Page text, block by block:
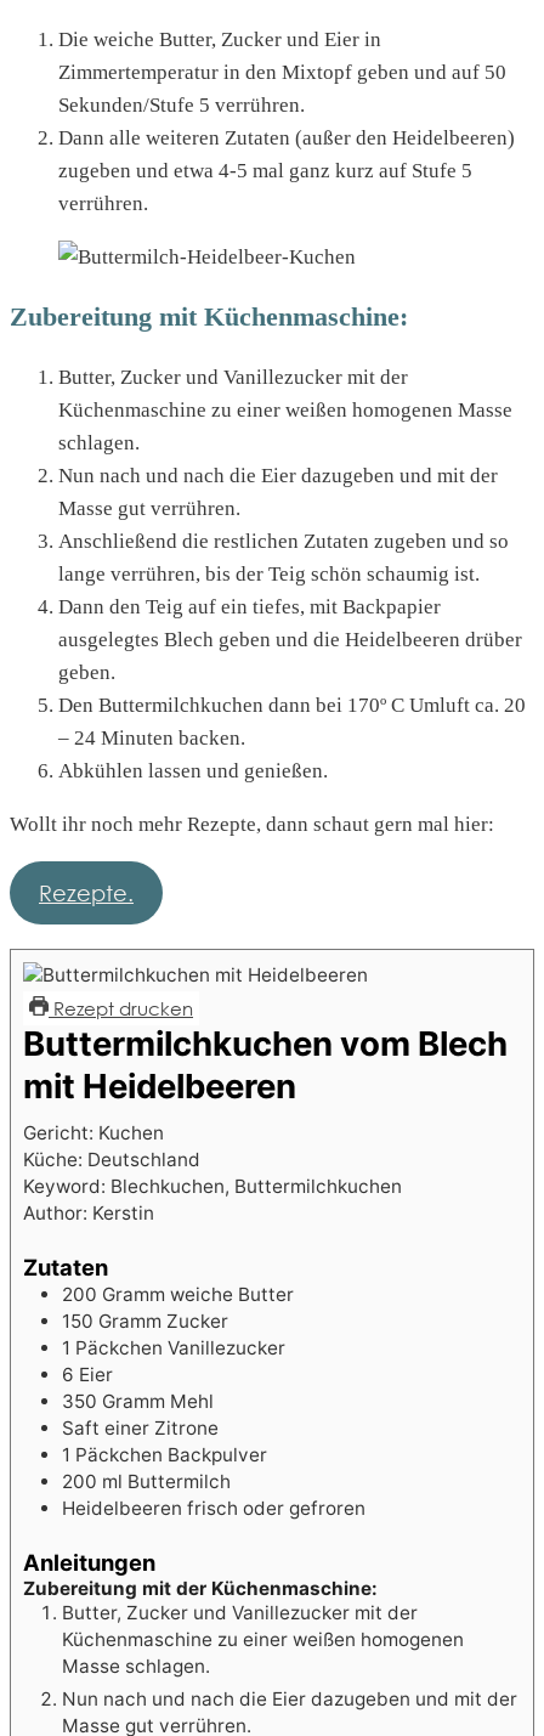
Die weiche Butter, Zucker und Eier in
Zimmertemperatur in den Mixtopf geben und auf 50
Sekunden/Stufe 5 verrühren.
Dann alle weiteren Zutaten (außer den Heidelbeeren)
zugeben und etwa 4-5 mal ganz kurz auf Stufe 5
verrühren.
Zubereitung mit Küchenmaschine:
Butter, Zucker und Vanillezucker mit der
Küchenmaschine zu einer weißen homogenen Masse
schlagen.
Nun nach und nach die Eier dazugeben und mit der
Masse gut verrühren.
Anschließend die restlichen Zutaten zugeben und so
lange verrühren, bis der Teig schön schaumig ist.
Dann den Teig auf ein tiefes, mit Backpapier
ausgelegtes Blech geben und die Heidelbeeren drüber
geben.
Den Buttermilchkuchen dann bei 170º C Umluft ca. 20
– 24 Minuten backen.
Abkühlen lassen und genießen.
Wollt ihr noch mehr Rezepte, dann schaut gern mal hier:
Rezepte.
Rezept drucken
Buttermilchkuchen vom Blech
mit Heidelbeeren
Gericht: Kuchen
Küche: Deutschland
Keyword: Blechkuchen, Buttermilchkuchen
Author: Kerstin
Zutaten
200 Gramm weiche Butter
150 Gramm Zucker
1 Päckchen Vanillezucker
6 Eier
350 Gramm Mehl
Saft einer Zitrone
1 Päckchen Backpulver
200 ml Buttermilch
Heidelbeeren frisch oder gefroren
Anleitungen
Zubereitung mit der Küchenmaschine:
Butter, Zucker und Vanillezucker mit der
Küchenmaschine zu einer weißen homogenen
Masse schlagen.
Nun nach und nach die Eier dazugeben und mit der
Masse gut verrühren.